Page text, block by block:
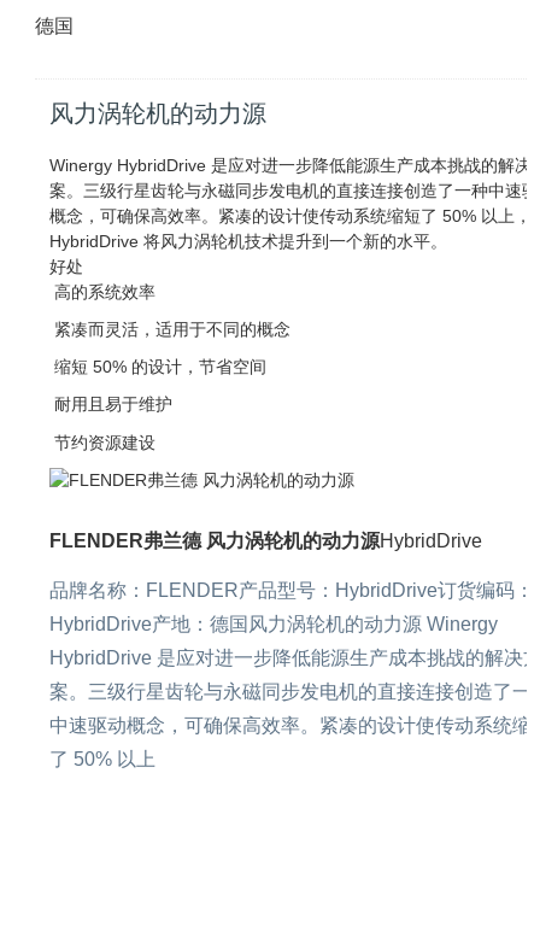
德国
风力涡轮机的动力源
Winergy HybridDrive 是应对进一步降低能源生产成本挑战的解决
案。 三级行星齿轮与永磁同步发电机的直接连接创造了一种中速
概念，可确保高效率。 紧凑的设计使传动系统缩短了 50% 以上，
HybridDrive 将风力涡轮机技术提升到一个新的水平。
好处
高的系统效率
紧凑而灵活，适用于不同的概念
缩短 50% 的设计，节省空间
耐用且易于维护
节约资源建设
FLENDER弗兰德 风力涡轮机的动力源HybridDrive
品牌名称：FLENDER产品型号：HybridDrive订货编码：
HybridDrive产地：德国风力涡轮机的动力源 Winergy
HybridDrive 是应对进一步降低能源生产成本挑战的解决
案。三级行星齿轮与永磁同步发电机的直接连接创造了一
中速驱动概念，可确保高效率。紧凑的设计使传动系统缩
了 50% 以上